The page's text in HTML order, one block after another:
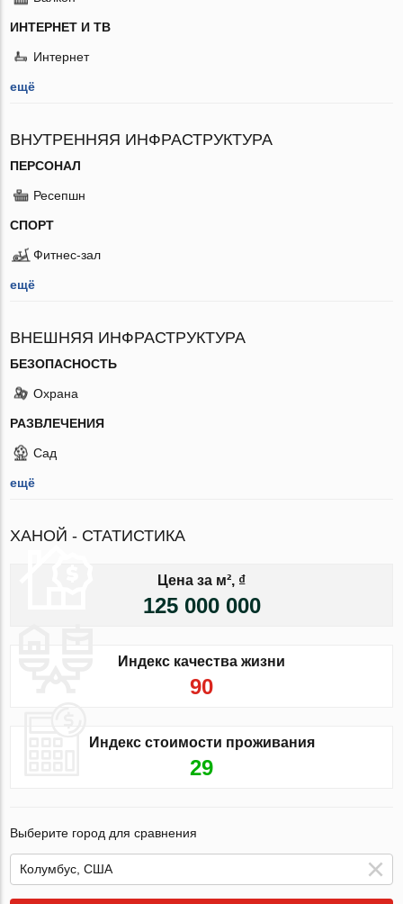
ИНТЕРНЕТ И ТВ
Интернет
ещё
ВНУТРЕННЯЯ ИНФРАСТРУКТУРА
ПЕРСОНАЛ
Ресепшн
СПОРТ
Фитнес-зал
ещё
ВНЕШНЯЯ ИНФРАСТРУКТУРА
БЕЗОПАСНОСТЬ
Охрана
РАЗВЛЕЧЕНИЯ
Сад
ещё
ХАНОЙ - СТАТИСТИКА
Цена за м², ₫
125 000 000
Индекс качества жизни
90
Индекс стоимости проживания
29
Выберите город для сравнения